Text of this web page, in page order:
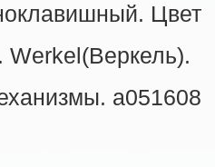
Цвет
a051608